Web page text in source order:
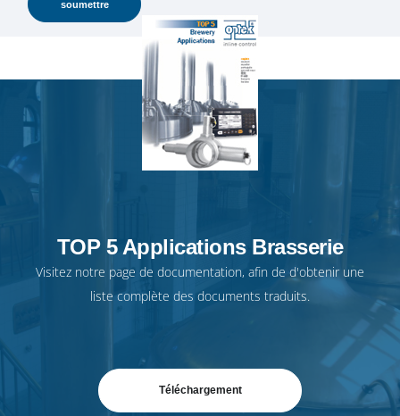
TOP 5 Applications Brasserie
Visitez notre page de documentation, afin de d'obtenir une
liste complète des documents traduits.
Téléchargement